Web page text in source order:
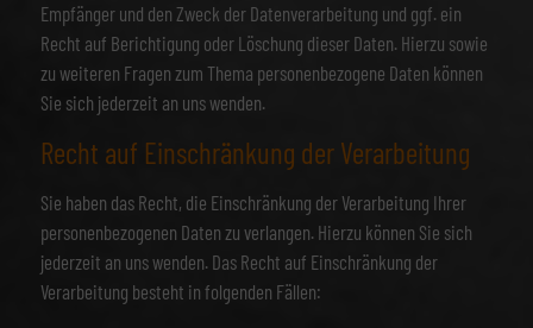
Empfänger und den Zweck der Datenverarbeitung und ggf. ein
Recht auf Berichtigung oder Löschung dieser Daten. Hierzu sowie
zu weiteren Fragen zum Thema personenbezogene Daten können
Sie sich jederzeit an uns wenden.
Recht auf Einschränkung der Verarbeitung
Sie haben das Recht, die Einschränkung der Verarbeitung Ihrer
personenbezogenen Daten zu verlangen. Hierzu können Sie sich
jederzeit an uns wenden. Das Recht auf Einschränkung der
Verarbeitung besteht in folgenden Fällen: